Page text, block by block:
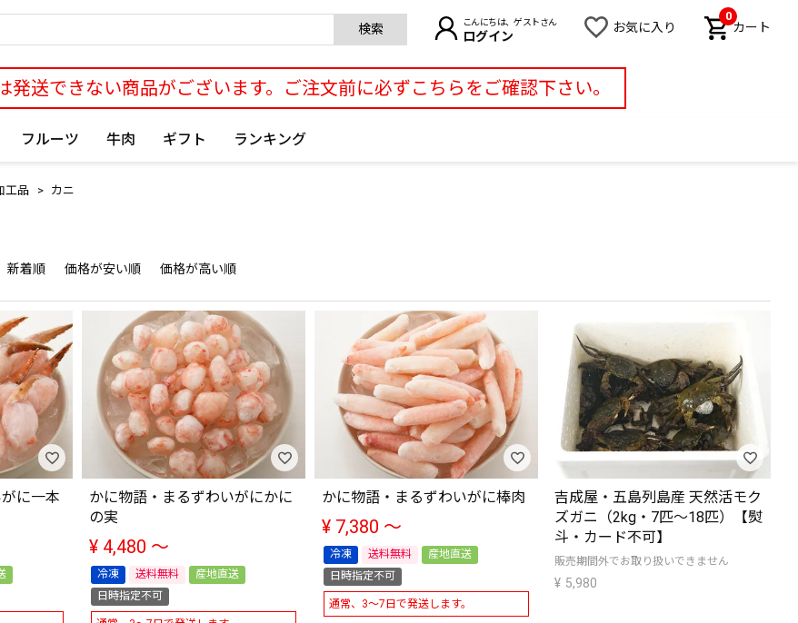
検索 こんにちは、ゲストさん
ログイン
お気に入り カート
0
発送できない商品がございます。ご注文前に必ずこちらをご確認下さい。
フルーツ 牛肉 ギフト ランキング
工品 カニ
新着順 価格が安い順 価格が高い順
に一本
かに物語・まるずわいがにかに
の実
¥ 4,480 〜
冷凍 送料無料
産地直送
日時指定不可
かに物語・まるずわいがに棒肉
¥ 7,380 〜
冷凍 送料無料
産地直送
日時指定不可
通常、3～7日で発送します。
吉成屋・五島列島産 天然活モク
ズガニ（2kg・7匹～18匹）【熨
斗・カード不可】
販売期間外でお取り扱いできません
¥ 5,980